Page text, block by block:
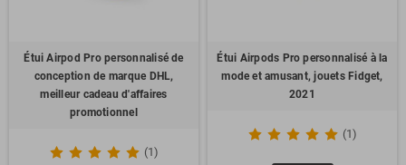
Étui Airpod Pro personnalisé de
conception de marque DHL,
meilleur cadeau d'affaires
promotionnel
(1)
Étui Airpods Pro personnalisé à la
mode et amusant, jouets Fidget,
2021
(1)